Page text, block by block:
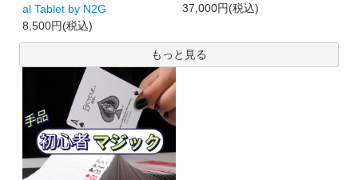
al Tablet by N2G
8,500円(税込)
37,000円(税込)
もっと見る